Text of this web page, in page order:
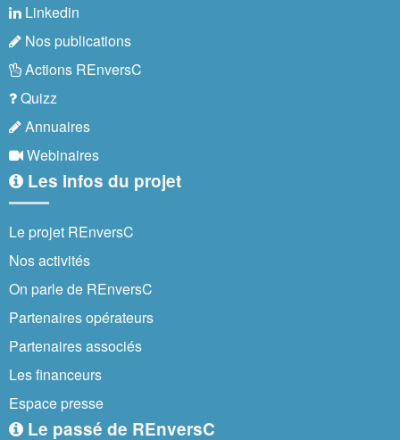
Linkedin
Nos publications
Actions REnversC
Quizz
Annuaires
Webinaires
Les infos du projet
Le projet REnversC
Nos activités
On parle de REnversC
Partenaires opérateurs
Partenaires associés
Les financeurs
Espace presse
Le passé de REnversC